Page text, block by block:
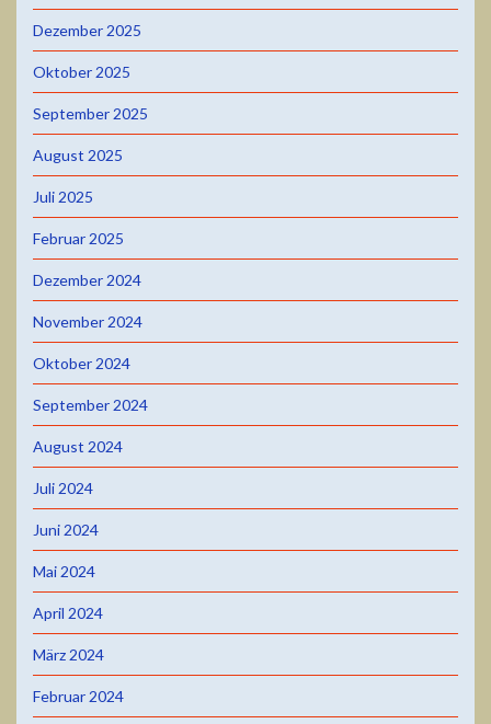
Dezember 2025
Oktober 2025
September 2025
August 2025
Juli 2025
Februar 2025
Dezember 2024
November 2024
Oktober 2024
September 2024
August 2024
Juli 2024
Juni 2024
Mai 2024
April 2024
März 2024
Februar 2024